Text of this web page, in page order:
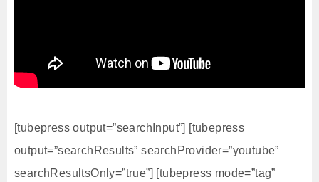
[tubepress output=”searchInput”] [tubepress
output=”searchResults” searchProvider=”youtube”
searchResultsOnly=”true”] [tubepress mode=”tag”